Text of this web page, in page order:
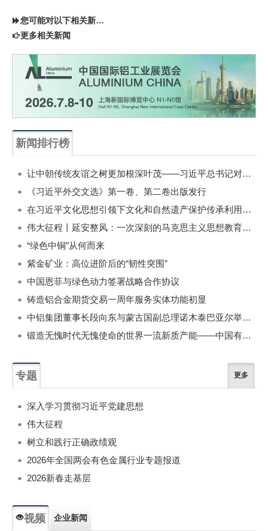
您可能对以下相关新闻同样感兴趣
更多相关新闻
新闻排行榜
让中朝传统友谊之树更加根深叶茂——习近平总书记对朝鲜进行国事访问纪实
《习近平外交文选》第一卷、第二卷出版发行
在习近平文化思想引领下文化和自然遗产保护传承利用工作开创新局面
伟大征程丨延安整风：一次深刻的马克思主义思想教育运动
“绿色中铜”从何而来
紫金矿业：高位进阶后的“韧性突围”
中国恩菲与绿色动力签署战略合作协议
铸造铝合金期货交易一周年服务实体功能初显
中铝集团董事长段向东与蒙古国副总理诺木泰巴亚尔举行会谈
锻造无愧时代无愧使命的世界一流新质产能——中国有色金属工业的战略应对与破局之道（二）
专题 更多
深入学习贯彻习近平党建思想
伟大征程
树立和践行正确政绩观
2026年全国两会有色金属行业专题报道
2026新春走基层
视频 企业新闻